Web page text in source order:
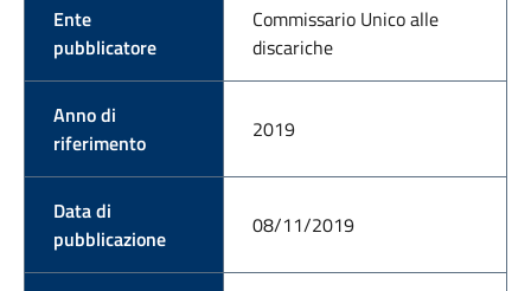
Ente
pubblicatore
Commissario Unico alle
discariche
Anno di
riferimento
2019
Data di
pubblicazione
08/11/2019